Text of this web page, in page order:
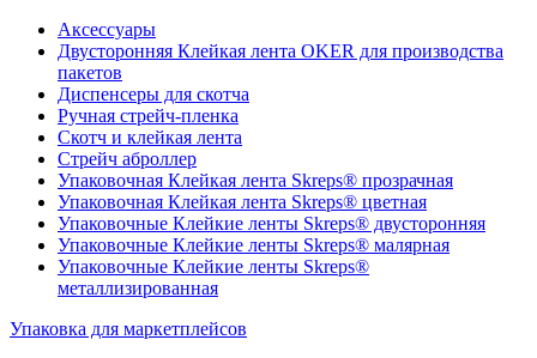
Аксессуары
Двусторонняя Клейкая лента OKER для производства
пакетов
Диспенсеры для скотча
Ручная стрейч-пленка
Скотч и клейкая лента
Стрейч аброллер
Упаковочная Клейкая лента Skreps® прозрачная
Упаковочная Клейкая лента Skreps® цветная
Упаковочные Клейкие ленты Skreps® двусторонняя
Упаковочные Клейкие ленты Skreps® малярная
Упаковочные Клейкие ленты Skreps®
металлизированная
Упаковка для маркетплейсов